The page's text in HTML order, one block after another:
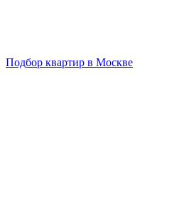
Подбор квартир в Москве